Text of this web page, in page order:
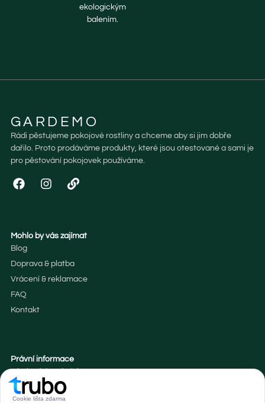
ekologickým
balením.
GARDEMO
Rádi pěstujeme pokojové rostliny a chceme aby si jim dobře
dařilo. Proto prodáváme produkty, které jsou otestované a sami je
pro pěstování pokojovek používáme.
Mohlo by vás zajímat
Blog
Doprava & platba
Vrácení & reklamace
FAQ
Kontakt
Právní informace
Obchodní podmínky
Zásady souborů cookies
Cookie lišta zdarma